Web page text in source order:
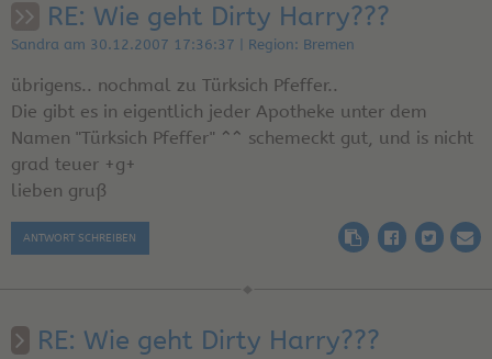
RE: Wie geht Dirty Harry???
Sandra am 30.12.2007 17:36:37 | Region: Bremen
übrigens.. nochmal zu Türksich Pfeffer..
Die gibt es in eigentlich jeder Apotheke unter dem
Namen "Türksich Pfeffer" ^^ schemeckt gut, und is nicht
grad teuer +g+
lieben gruß
ANTWORT SCHREIBEN
RE: Wie geht Dirty Harry???